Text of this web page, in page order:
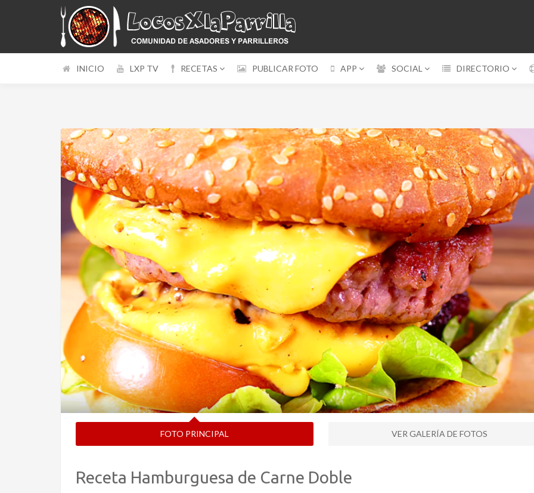
INICIO LXP TV RECETAS PUBLICAR FOTO APP SOCIAL DIRECTORIO
FOTO PRINCIPAL VER GALERÍA DE FOTOS
Receta Hamburguesa de Carne Doble